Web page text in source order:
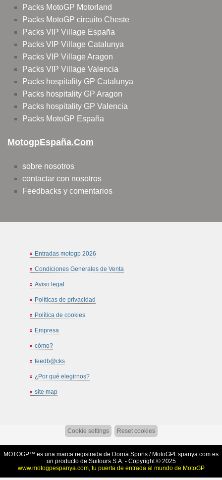
Packs MotoGP Motorland
Packs MotoGP circuito Cheste
Packs VIP Village España
Packs VIP Village Catalunya
Packs VIP Village Aragon
Packs VIP Village Valencia
Packs hospitality GP Catalunya
Packs hospitality GP Aragon
Packs hospitality GP Valencia
Packs MotoGP España
MotogpEspaña.com
sobre nosotros
contactar con nosotros
Feedbacks y comentarios
Entradas motogp 2026
Condiciones Generales de Venta
Aviso legal
Políticas de privacidad
Política de cookies
Empresa
cómo?
feedb@cks
¿Por qué elegirnos?
site map
Cookie settings Reset cookies
MOTOGP™ es una marca registrada de Dorna Sports / MotoGPEspanya.com es
un producto de Suitours S.A. - Copyright © 2025
www.motogpespanya.com, tu puerta de entrada al mundo de MotoGP